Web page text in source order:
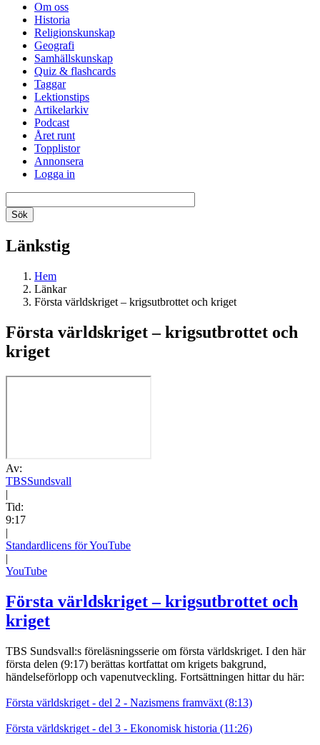
Om oss
Historia
Religionskunskap
Geografi
Samhällskunskap
Quiz & flashcards
Taggar
Lektionstips
Artikelarkiv
Podcast
Året runt
Topplistor
Annonsera
Logga in
Länkstig
Hem
Länkar
Första världskriget – krigsutbrottet och kriget
Första världskriget – krigsutbrottet och
kriget
Av:
TBSSundsvall
|
Tid:
9:17
|
Standardlicens för YouTube
|
YouTube
Första världskriget – krigsutbrottet och
kriget
TBS Sundsvall:s föreläsningsserie om första världskriget. I den här
första delen (9:17) berättas kortfattat om krigets bakgrund,
händelseförlopp och vapenutveckling. Fortsättningen hittar du här:
Första världskriget - del 2 - Nazismens framväxt (8:13)
Första världskriget - del 3 - Ekonomisk historia (11:26)